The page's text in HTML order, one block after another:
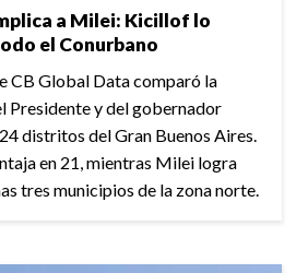
a Milei: Kicillof lo
el Conurbano
CB Global Data comparó la
Presidente y del gobernador
distritos del Gran Buenos Aires.
en 21, mientras Milei logra
tres municipios de la zona norte.